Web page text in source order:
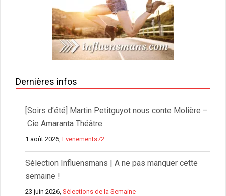
Dernières infos
[Soirs d’été] Martin Petitguyot nous conte Molière –
Cie Amaranta Théâtre
1 août 2026,Evenements72
Sélection Influensmans | A ne pas manquer cette
semaine !
23 juin 2026,Sélections de la Semaine